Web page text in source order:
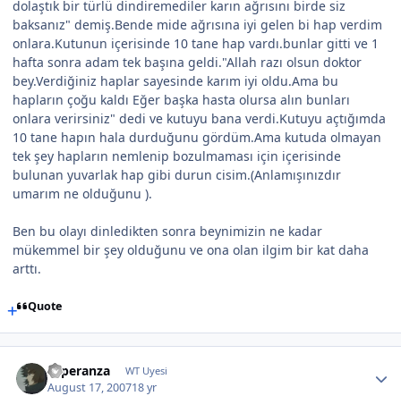
dolaştık bir türlü dindiremediler karın ağrısını birde siz
baksanız" demiş.Bende mide ağrısına iyi gelen bi hap verdim
onlara.Kutunun içerisinde 10 tane hap vardı.bunlar gitti ve 1
hafta sonra adam tek başına geldi."Allah razı olsun doktor
bey.Verdiğiniz haplar sayesinde karım iyi oldu.Ama bu
hapların çoğu kaldı Eğer başka hasta olursa alın bunları
onlara verirsiniz" dedi ve kutuyu bana verdi.Kutuyu açtığımda
10 tane hapın hala durduğunu gördüm.Ama kutuda olmayan
tek şey hapların nemlenip bozulmaması için içerisinde
bulunan yuvarlak hap gibi durun cisim.(Anlamışınızdır
umarım ne olduğunu ).
Ben bu olayı dinledikten sonra beynimizin ne kadar
mükemmel bir şey olduğunu ve ona olan ilgim bir kat daha
arttı.
Quote
Esperanza WT Uyesi
August 17, 200718 yr